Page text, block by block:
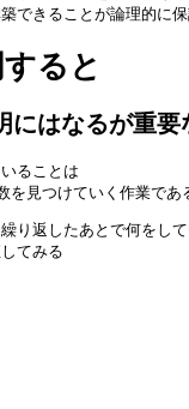
できることが論理的に保
ると
にはなるが重要
ることは
を見つけていく作業であ
り返したあとで何をし
てみる